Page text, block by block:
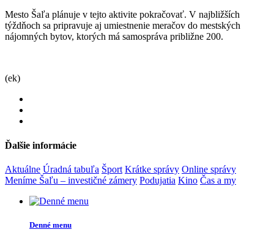
Mesto Šaľa plánuje v tejto aktivite pokračovať. V najbližších
týždňoch sa pripravuje aj umiestnenie meračov do mestských
nájomných bytov, ktorých má samospráva približne 200.
(ek)
Ďalšie informácie
Aktuálne Úradná tabuľa Šport Krátke správy Online správy
Meníme Šaľu – investičné zámery Podujatia Kino Čas a my
Denné menu